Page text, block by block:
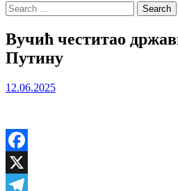
Search
for:
Вучић честитао
Путину
12.06.2025
Facebook
X